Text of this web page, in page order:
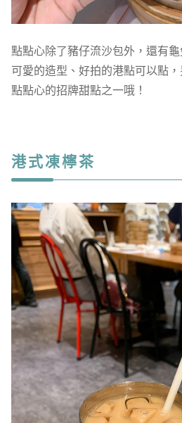
點點心除了豬仔流沙包外，還有
可愛的造型、好拍的港點可以點
點點心的招牌甜點之一哦！
港式凍檸茶